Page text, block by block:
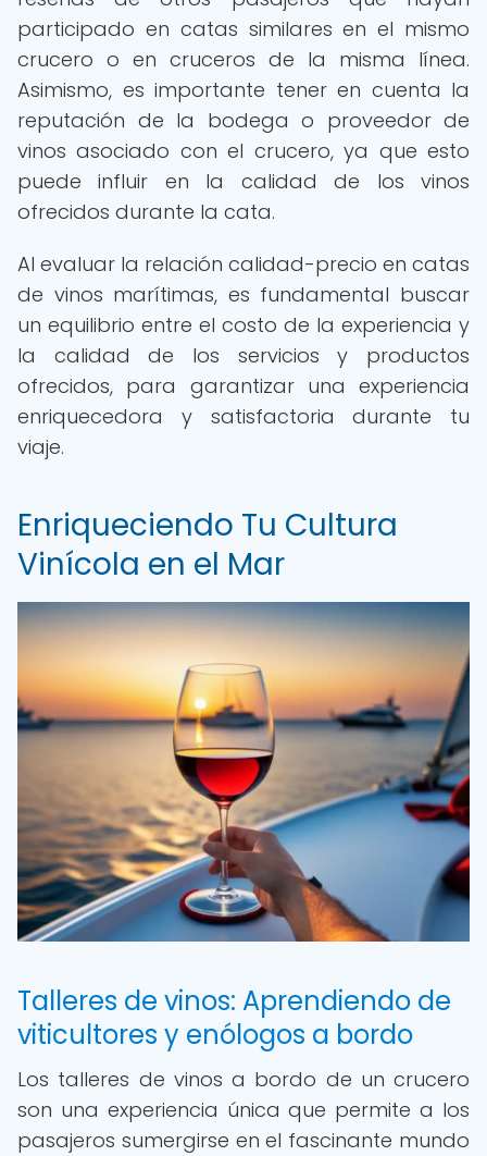
participado en catas similares en el mismo
crucero o en cruceros de la misma línea.
Asimismo, es importante tener en cuenta la
reputación de la bodega o proveedor de
vinos asociado con el crucero, ya que esto
puede influir en la calidad de los vinos
ofrecidos durante la cata.
Al evaluar la relación calidad-precio en catas
de vinos marítimas, es fundamental buscar
un equilibrio entre el costo de la experiencia y
la calidad de los servicios y productos
ofrecidos, para garantizar una experiencia
enriquecedora y satisfactoria durante tu
viaje.
Enriqueciendo Tu Cultura
Vinícola en el Mar
Talleres de vinos: Aprendiendo de
viticultores y enólogos a bordo
Los talleres de vinos a bordo de un crucero
son una experiencia única que permite a los
pasajeros sumergirse en el fascinante mundo